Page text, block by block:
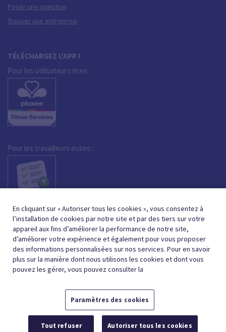
Poser une question
Trouver une entreprise
TÉLÉCHARGEZ L'APP !
Pour les utilisateurs·rices :
Pour les travailleurs·euses :
FRENCH (BELGIUM)
NLNEDERLANDS (BELGIË)
CONDITIONS GÉNÉRALES PROTECTION DE LA VIE PRIVÉE POLITIQUE DE
En cliquant sur « Autoriser tous les cookies », vous consentez à
l’installation de cookies par notre site et par des tiers sur votre
appareil aux fins d’améliorer la performance de notre site,
d’améliorer votre expérience et également pour vous proposer
des informations personnalisées sur nos services. Pour en savoir
plus sur la manière dont nous utilisons les cookies et dont vous
pouvez les gérer, vous pouvez consulter la
Paramètres des cookies
Tout refuser Autoriser tous les cookies